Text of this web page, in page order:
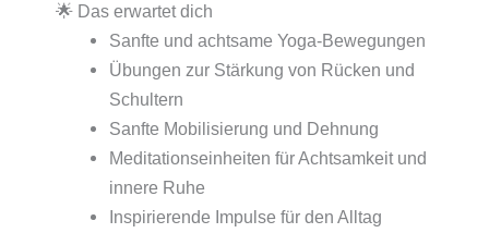
🌟 Das erwartet dich
Sanfte und achtsame Yoga-Bewegungen
Übungen zur Stärkung von Rücken und
Schultern
Sanfte Mobilisierung und Dehnung
Meditationseinheiten für Achtsamkeit und
innere Ruhe
Inspirierende Impulse für den Alltag